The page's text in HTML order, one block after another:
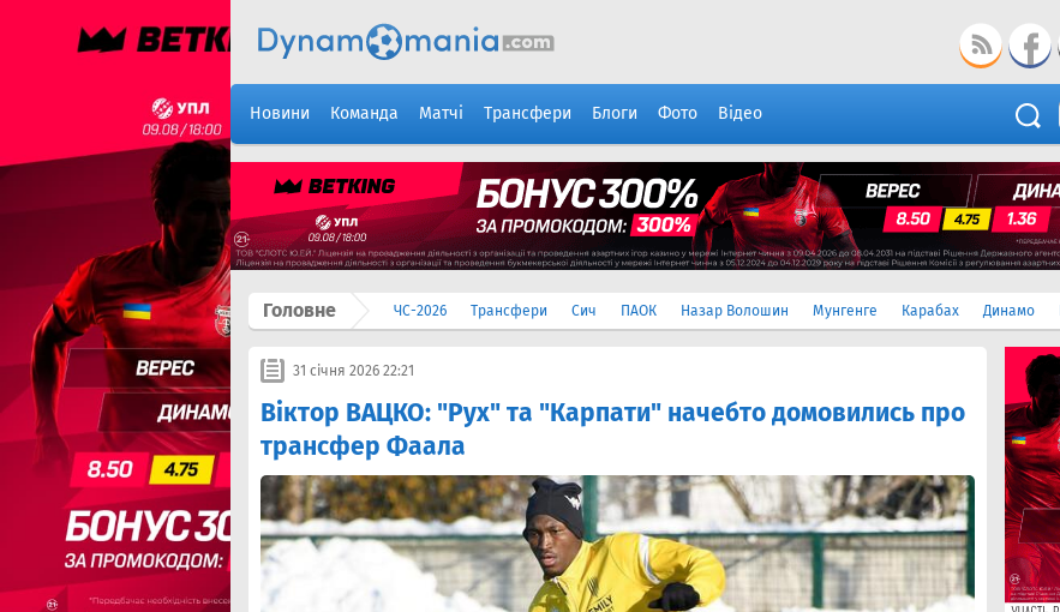
Новини Команда Матчі Трансфери Блоги Фото Відео
Головне ЧС-2026 Трансфери Сич ПАОК Назар Волошин Мунгенге Карабах Динамо
31 січня 2026 22:21
Віктор ВАЦКО: "Рух" та "Карпати" начебто домовились про
трансфер Фаала